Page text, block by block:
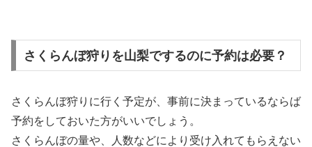
さくらんぼ狩りを山梨でするのに予約は必要？
さくらんぼ狩りに行く予定が、事前に決まっているならば
予約をしておいた方がいいでしょう。
さくらんぼの量や、人数などにより受け入れてもらえない